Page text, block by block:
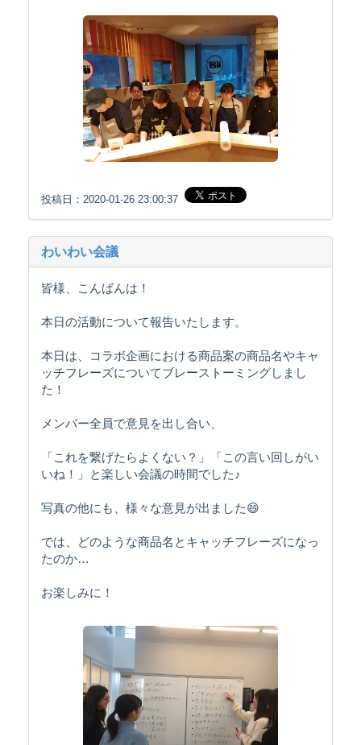
投稿日：2020-01-26 23:00:37
わいわい会議
皆様、こんばんは！
本日の活動について報告いたします。
本日は、コラボ企画における商品案の商品名やキャ
ッチフレーズについてブレーストーミングしまし
た！
メンバー全員で意見を出し合い、
「これを繋げたらよくない？」「この言い回しがい
いね！」と楽しい会議の時間でした♪
写真の他にも、様々な意見が出ました😄
では、どのような商品名とキャッチフレーズになっ
たのか…
お楽しみに！